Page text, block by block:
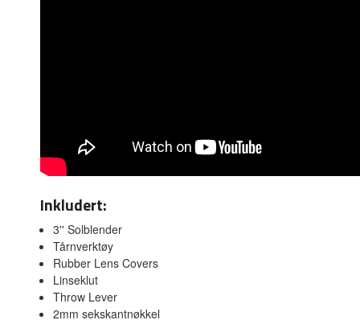
Inkludert:
3'' Solblender
Tårnverktøy
Rubber Lens Covers
Linseklut
Throw Lever
2mm sekskantnøkkel